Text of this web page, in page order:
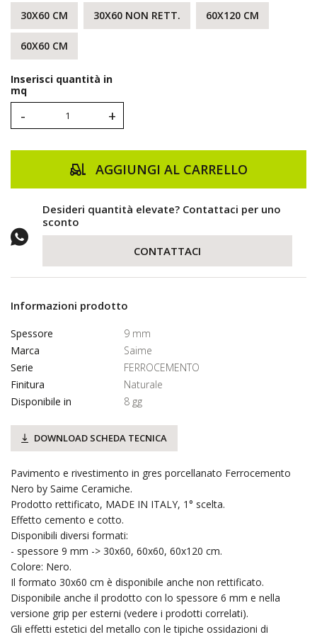
30X60 CM
30X60 NON RETT. 60X120 CM
60X60 CM
Inserisci quantità in
mq
- +
AGGIUNGI AL CARRELLO
Desideri quantità elevate? Contattaci per uno
sconto
CONTATTACI
Informazioni prodotto
Spessore
9 mm
Marca
Saime
Serie
FERROCEMENTO
Finitura
Naturale
Disponibile in
8 gg
DOWNLOAD SCHEDA TECNICA
Pavimento e rivestimento in gres porcellanato Ferrocemento
Nero by Saime Ceramiche.
Prodotto rettificato, MADE IN ITALY, 1° scelta.
Effetto cemento e cotto.
Disponibili diversi formati:
- spessore 9 mm -> 30x60, 60x60, 60x120 cm.
Colore: Nero.
Il formato 30x60 cm è disponibile anche non rettificato.
Disponibile anche il prodotto con lo spessore 6 mm e nella
versione grip per esterni (vedere i prodotti correlati).
Gli effetti estetici del metallo con le tipiche ossidazioni di